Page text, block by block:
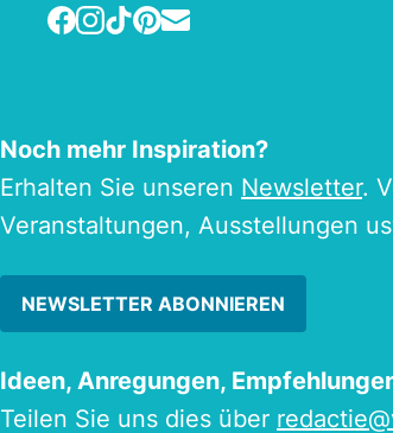
Facebook
Instagram
TikTok
Pinterest
E-mail
Noch mehr Inspiration?
Erhalten Sie unseren Newsletter.
Veranstaltungen, Ausstellungen
NEWSLETTER ABONNIEREN
Ideen, Anregungen,
Teilen Sie uns dies über